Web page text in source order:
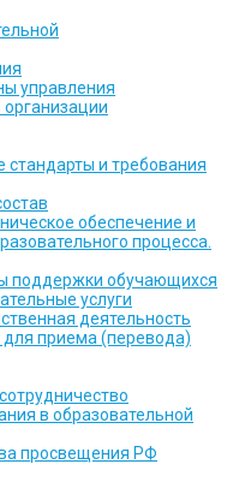
управления
стандарты и требования
обеспечение и
процесса.
поддержки обучающихся
услуги
деятельность
для приема (перевода)
в образовательной
просвещения РФ